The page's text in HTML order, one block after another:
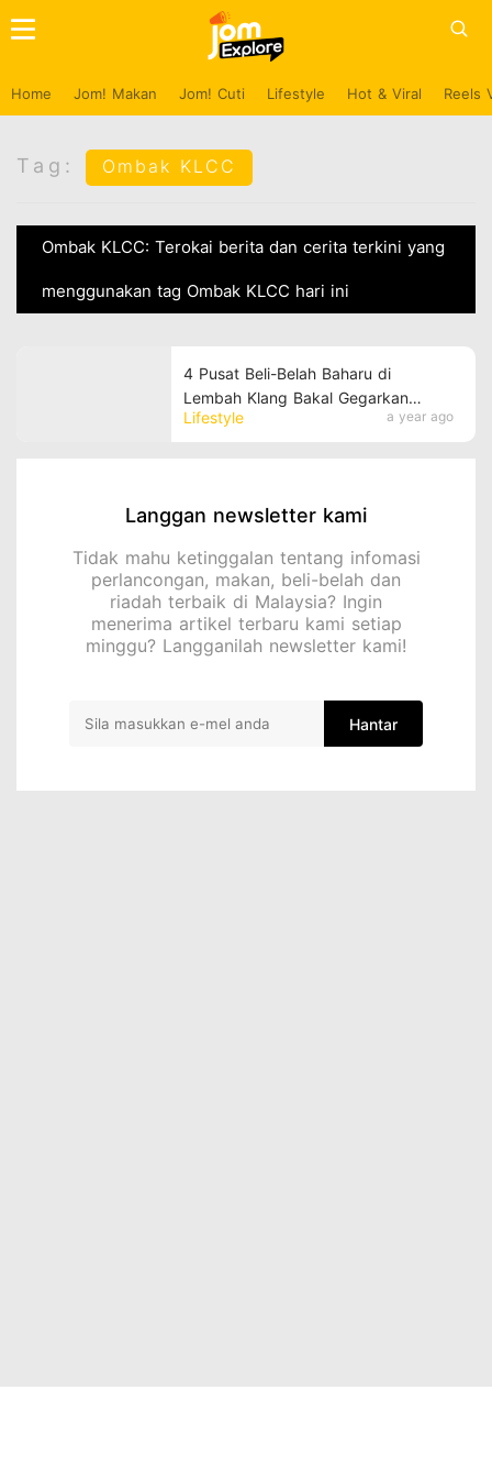
Home Jom! Makan Jom! Cuti Lifestyle Hot & Viral Reels
Tag: Ombak KLCC
Ombak KLCC: Terokai berita dan cerita terkini yang
menggunakan tag Ombak KLCC hari ini
Lifestyle a year ago
4 Pusat Beli-Belah Baharu di
Lembah Klang Bakal Gegarkan
Tahun 2025
Langgan newsletter kami
Tidak mahu ketinggalan tentang infomasi
perlancongan, makan, beli-belah dan
riadah terbaik di Malaysia? Ingin
menerima artikel terbaru kami setiap
minggu? Langganilah newsletter kami!
Hantar